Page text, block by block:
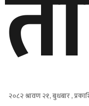
२०८२ श्रावण २१, बुधबार ,